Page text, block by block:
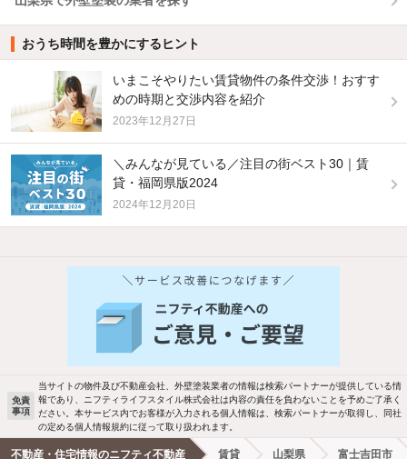
おうち時間を豊かにするヒント
いまこそやりたい賃貸物件の条件交渉！おすす
めの時期と交渉内容を紹介
2023年12月27日
＼みんなが見ている／注目の街ベスト30｜賃
貸・福岡県版2024
2024年12月20日
免責
事項
当サイトの物件及び不動産会社、外壁塗装業者の情報は検索パートナーが提供している情
報であり、ニフティライフスタイル株式会社は内容の責任を負わないことを予めご了承く
ださい。本サービス内でお客様が入力される個人情報は、検索パートナーが取得し、同社
の定める個人情報規約に従って取り扱われます。
不動産・住宅情報のニフティ不動産 賃貸 山梨県 富士吉田市